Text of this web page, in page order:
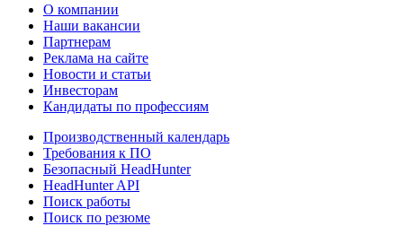
О компании
Наши вакансии
Партнерам
Реклама на сайте
Новости и статьи
Инвесторам
Кандидаты по профессиям
Производственный календарь
Требования к ПО
Безопасный HeadHunter
HeadHunter API
Поиск работы
Поиск по резюме